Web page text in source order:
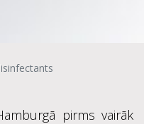
pirms vairāk